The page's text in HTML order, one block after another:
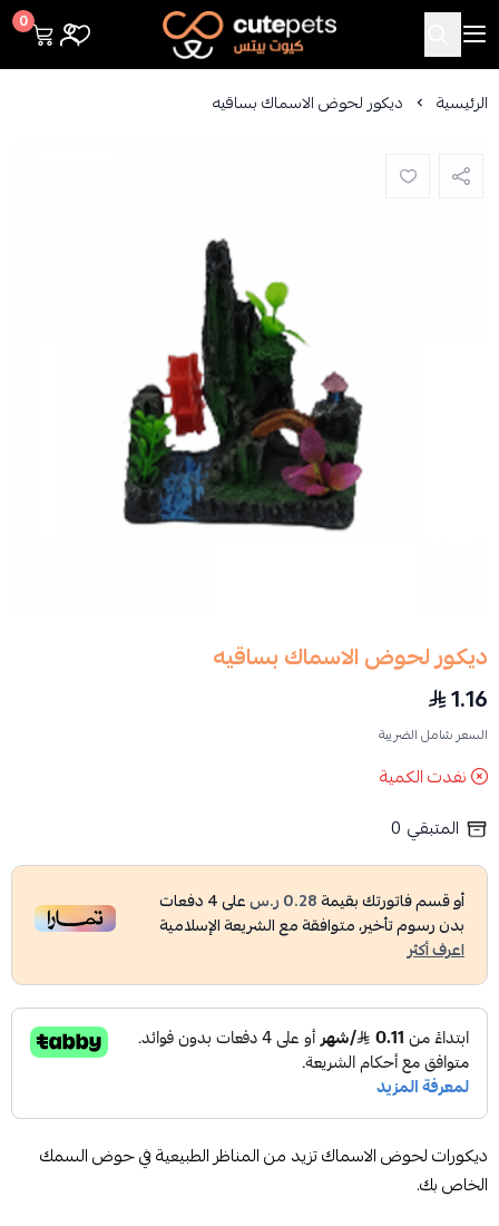
Cutepets
0
الرئيسية ديكور لحوض الاسماك بساقيه
ديكور لحوض الاسماك بساقيه
1.16
السعر شامل الضريبة
نفدت الكمية
المتبقي 0
أو قسم فاتورتك بقيمة0.28 ر.س على4دفعات
بدون رسوم تأخير، متوافقة مع الشريعة الإسلامية
اعرف أكثر
ديكورات لحوض الاسماك تزيد من المناظر الطبيعية في حوض السمك
الخاص بك.